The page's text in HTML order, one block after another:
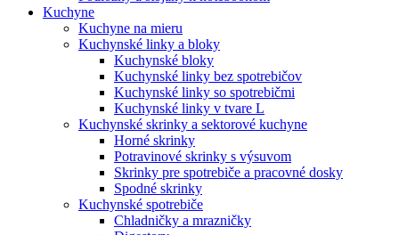
Kuchyne
Kuchyne na mieru
Kuchynské linky a bloky
Kuchynské bloky
Kuchynské linky bez spotrebičov
Kuchynské linky so spotrebičmi
Kuchynské linky v tvare L
Kuchynské skrinky a sektorové kuchyne
Horné skrinky
Potravinové skrinky s výsuvom
Skrinky pre spotrebiče a pracovné dosky
Spodné skrinky
Kuchynské spotrebiče
Chladničky a mrazničky